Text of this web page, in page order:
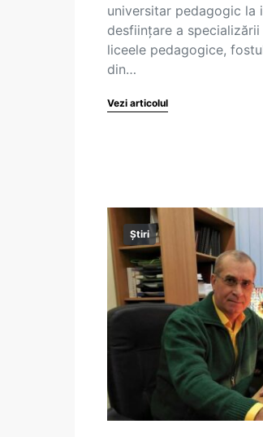
universitar pedagogic la
desființare a
liceele pedagogice,
din…
Vezi articolul
Știri